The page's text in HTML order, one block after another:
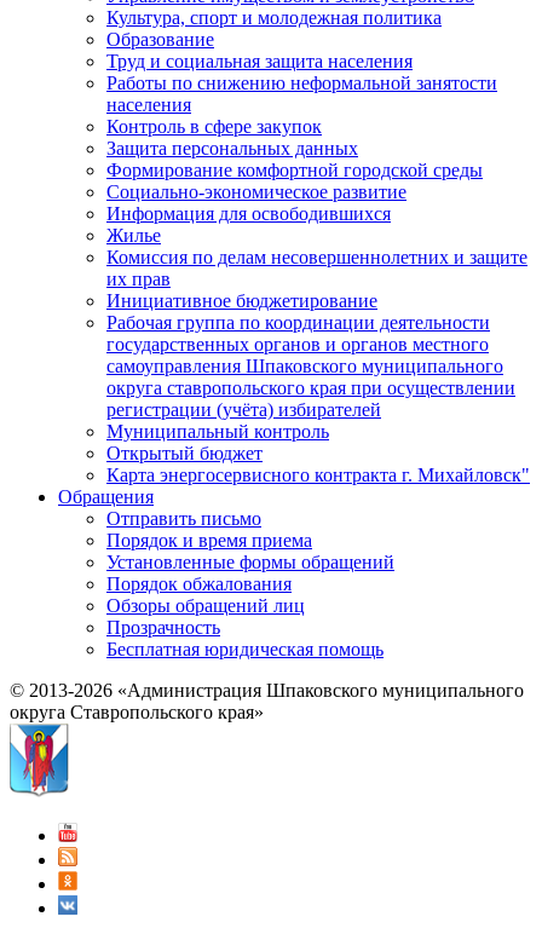
Культура, спорт и молодежная политика
Образование
Труд и социальная защита населения
Работы по снижению неформальной занятости
населения
Контроль в сфере закупок
Защита персональных данных
Формирование комфортной городской среды
Социально-экономическое развитие
Информация для освободившихся
Жилье
Комиссия по делам несовершеннолетних и защите
их прав
Инициативное бюджетирование
Рабочая группа по координации деятельности
государственных органов и органов местного
самоуправления Шпаковского муниципального
округа ставропольского края при осуществлении
регистрации (учёта) избирателей
Муниципальный контроль
Открытый бюджет
Карта энергосервисного контракта г. Михайловск"
Обращения
Отправить письмо
Порядок и время приема
Установленные формы обращений
Порядок обжалования
Обзоры обращений лиц
Прозрачность
Бесплатная юридическая помощь
© 2013-2026 «Администрация Шпаковского муниципального
округа Ставропольского края»